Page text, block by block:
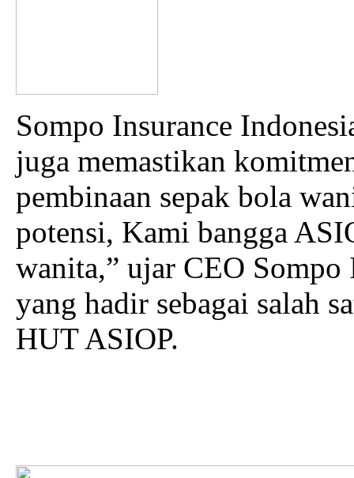
Sompo Insurance
juga memastikan
pembinaan sepak bola
potensi, Kami bangga
wanita,” ujar CEO
yang hadir sebagai salah
HUT ASIOP.